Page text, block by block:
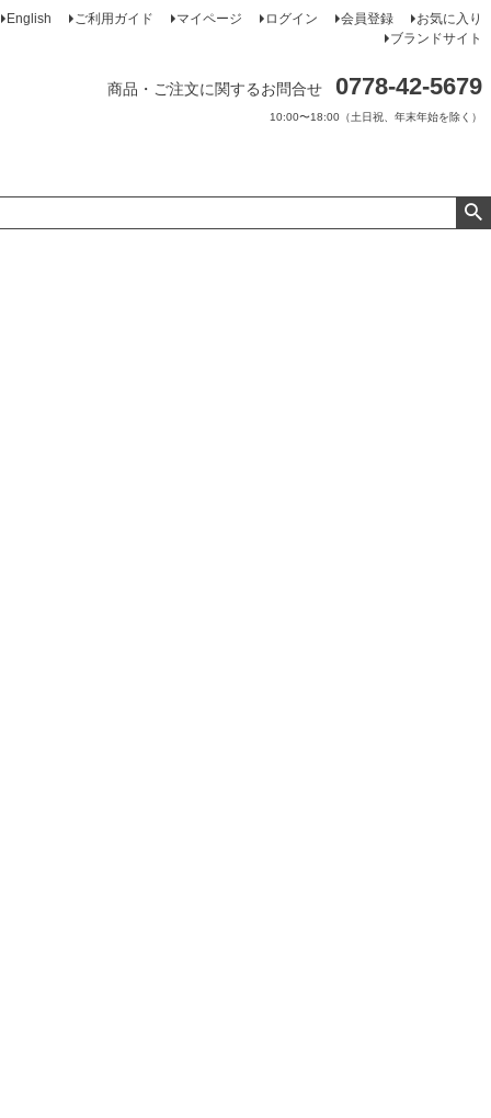
English ご利用ガイド マイページ ログイン 会員登録
お気に入り
ブランドサイト
商品・ご注文に関するお問合せ 0778-42-5679
10:00〜18:00（土日祝、年末年始を除く）